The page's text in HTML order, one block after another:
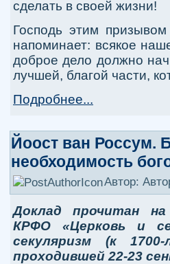
сделать в своей жизни!
Господь этим
напоминает: всякое
доброе дело должно
лучшей, благой части,
Подробнее...
Йоост ван Россум.
необходимость
Автор:
Доклад прочитан на
КРФО «Церковь и
секуляризм (к
проходившей 22-23